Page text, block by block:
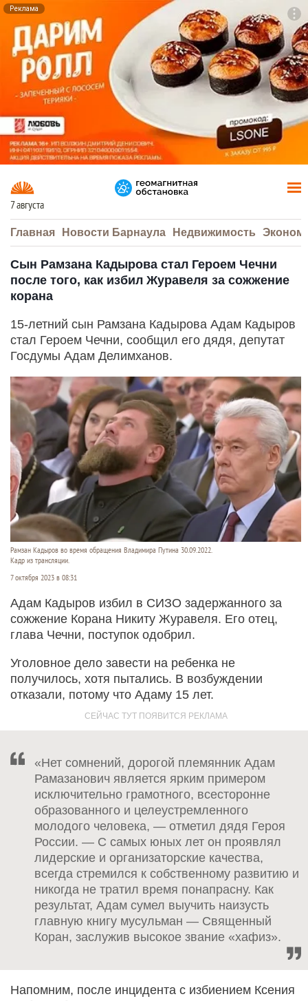
Реклама
7 августа
Главная Новости Барнаула Недвижимость
Сын Рамзана Кадырова стал Героем Чечни
после того, как избил Журавеля за сожжение
корана
15-летний сын Рамзана Кадырова Адам Кадыров
стал Героем Чечни, сообщил его дядя, депутат
Госдумы Адам Делимханов.
Рамзан Кадыров во время обращения Владимира Путина 30.09.2022.
Кадр из трансляции.
7 октября 2023 в 08:31
Адам Кадыров избил в СИЗО задержанного за
сожжение Корана Никиту Журавеля. Его отец,
глава Чечни, поступок одобрил.
Уголовное дело завести на ребенка не
получилось, хотя пытались. В возбуждении
отказали, потому что Адаму 15 лет.
«Нет сомнений, дорогой племянник Адам
Рамазанович является ярким примером
исключительно грамотного, всесторонне
образованного и целеустремленного
молодого человека, — отметил дядя Героя
России. — С самых юных лет он проявлял
лидерские и организаторские качества,
всегда стремился к собственному развитию и
никогда не тратил время понапрасну. Как
результат, Адам сумел выучить наизусть
главную книгу мусульман — Священный
Коран, заслужив высокое звание «хафиз».
Напомним, после инцидента с избиением Ксения